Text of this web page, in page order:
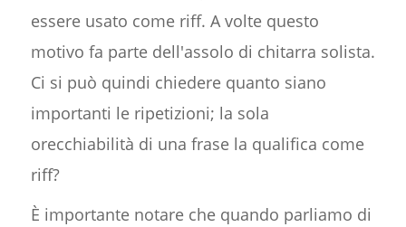
essere usato come riff. A volte questo
motivo fa parte dell'assolo di chitarra solista.
Ci si può quindi chiedere quanto siano
importanti le ripetizioni; la sola
orecchiabilità di una frase la qualifica come
riff?
È importante notare che quando parliamo di